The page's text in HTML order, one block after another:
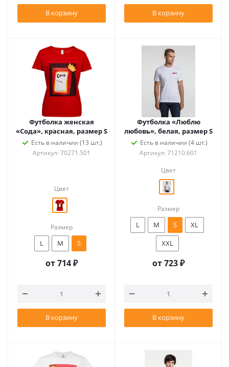
В корзину В корзину
Футболка женская
«Сода», красная, размер S
Есть в наличии (13 шт.)
Артикул: 70271.501
Цвет
Размер
L M S
от714 ₽
В корзину
Футболка «Люблю
любовь», белая, размер S
Есть в наличии (4 шт.)
Артикул: 71210.601
Цвет
Размер
L M S
XL
XXL
от723 ₽
В корзину